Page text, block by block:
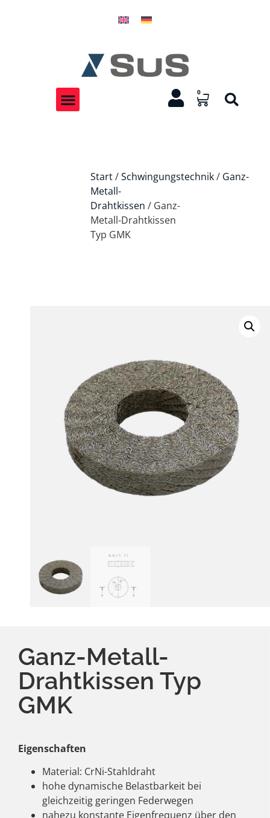
0
Start/Schwingungstechnik/ Ganz-
Metall-
Drahtkissen / Ganz-
Metall-Drahtkissen
Typ GMK
Ganz-Metall-
Drahtkissen Typ
GMK
Eigenschaften
Material: CrNi-Stahldraht
hohe dynamische Belastbarkeit bei
gleichzeitig geringen Federwegen
nahezu konstante Eigenfrequenz über den